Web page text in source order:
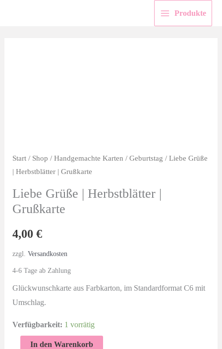
Produkte
Start/ Shop / Handgemachte Karten / Geburtstag / Liebe Grüße
| Herbstblätter | Grußkarte
Liebe Grüße | Herbstblätter |
Grußkarte
4,00 €
zzgl. Versandkosten
4-6 Tage ab Zahlung
Glückwunschkarte aus Farbkarton, im Standardformat C6 mit
Umschlag.
Verfügbarkeit: 1 vorrätig
In den Warenkorb